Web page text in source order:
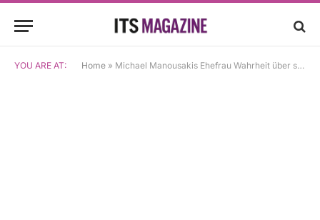
YOU ARE AT: Home » Michael Manousakis Ehefrau Wahrheit über sein Privatleben